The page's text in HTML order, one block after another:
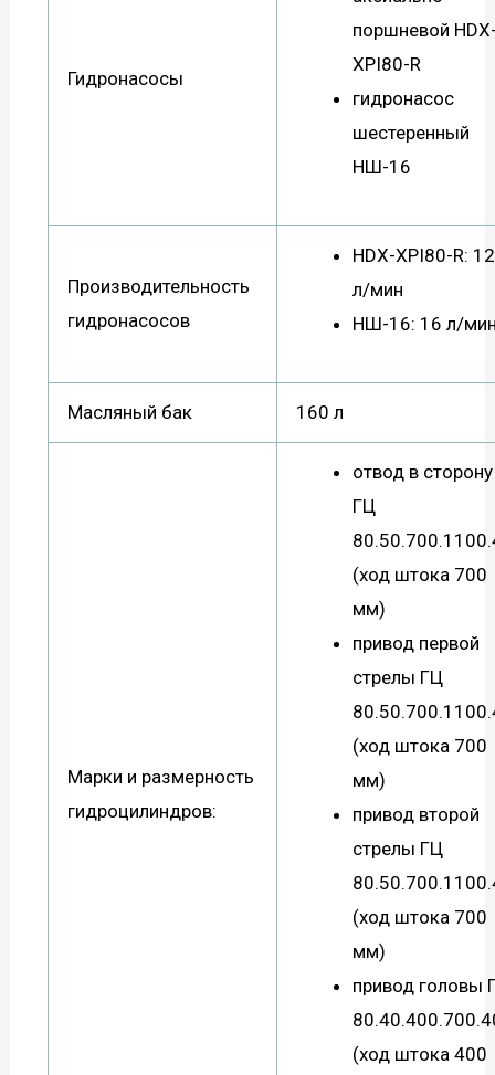
Гидронасосы
поршневой
XPI80-R
гидронасос
шестеренный
НШ-16
Производительность
гидронасосов
HDX-XPI80-R:
л/мин
НШ-16: 16 л/
Масляный бак 160 л
Марки и размерность
гидроцилиндров:
отвод в сторону
ГЦ
(ход штока 700
мм)
привод первой
стрелы ГЦ
(ход штока 700
мм)
привод второй
стрелы ГЦ
(ход штока 700
мм)
привод головы
(ход штока 400